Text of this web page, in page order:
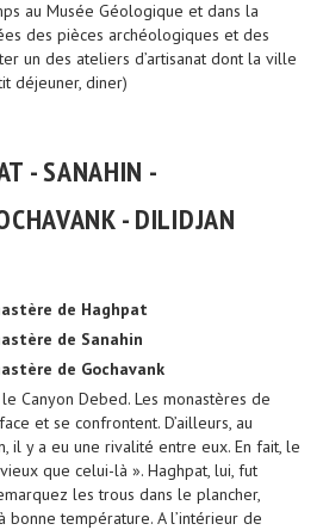
au Musée Géologique et dans la
des pièces archéologiques et des
un des ateliers d’artisanat dont la ville
déjeuner, diner)
- SANAHIN -
- DILIDJAN
de Haghpat
de Sanahin
de Gochavank
Canyon Debed. Les monastères de
et se confrontent. D’ailleurs, au
il y a eu une rivalité entre eux. En fait, le
que celui-là ». Haghpat, lui, fut
les trous dans le plancher,
température. A l’intérieur de